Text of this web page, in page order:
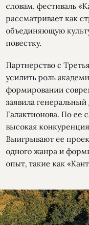
словам, фестиваль
рассматривает как
объединяющую
повестку.
Партнерство с
усилить роль
формировании
заявила
Галактионова. По ее
высокая
Выигрывают ее
одного жанра и
опыт, такие как